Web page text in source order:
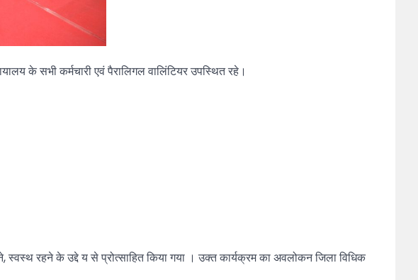
के सभी कर्मचारी एवं पैरालिगल वालिंटियर उपस्थित रहे।
स्वस्थ रहने के उद्दे य से प्रोत्साहित किया गया । उक्त कार्यक्रम का अवलोकन जिला विधिक